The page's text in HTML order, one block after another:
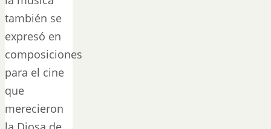
también se
expresó en
composiciones
para el cine
que
merecieron